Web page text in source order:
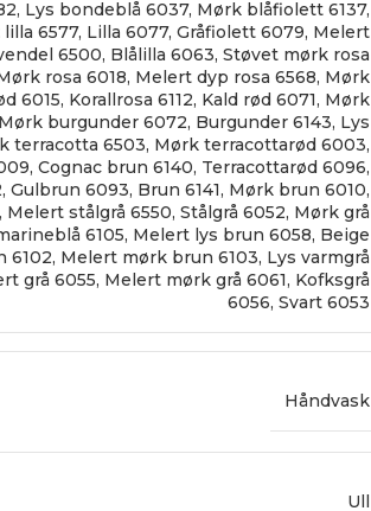
, Lys bondeblå 6037, Mørk blåfiolett 6137,
6577, Lilla 6077, Gråfiolett 6079, Melert
6500, Blålilla 6063, Støvet mørk rosa
rosa 6018, Melert dyp rosa 6568, Mørk
6015, Korallrosa 6112, Kald rød 6071, Mørk
Mørk burgunder 6072, Burgunder 6143, Lys
terracotta 6503, Mørk terracottarød 6003,
, Cognac brun 6140, Terracottarød 6096,
, Gulbrun 6093, Brun 6141, Mørk brun 6010,
, Melert stålgrå 6550, Stålgrå 6052, Mørk grå
6105, Melert lys brun 6058, Beige
6102, Melert mørk brun 6103, Lys varmgrå
grå 6055, Melert mørk grå 6061, Kofksgrå
6056, Svart 6053
Håndvask
Ull